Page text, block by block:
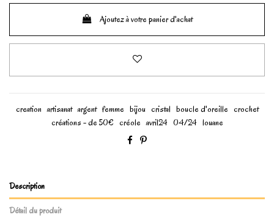
Ajoutez à votre panier d'achat
creation artisanat argent femme bijou cristal boucle d'oreille crochet
créations - de 50€ créole avril24 04/24 louane
Description
Détail du produit